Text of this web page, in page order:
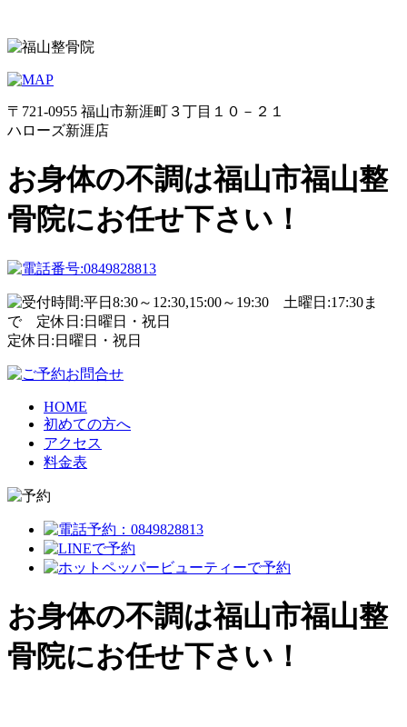
〒721-0955 福山市新涯町３丁目１０－２１
ハローズ新涯店
お身体の不調は福山市福山整
骨院にお任せ下さい！
定休日:日曜日・祝日
HOME
初めての方へ
アクセス
料金表
お身体の不調は福山市福山整
骨院にお任せ下さい！